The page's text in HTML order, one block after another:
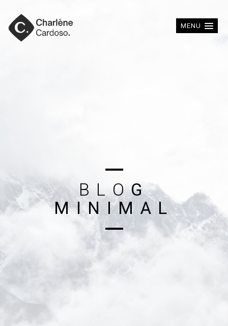
MENU
B L OG
MI N IM A L